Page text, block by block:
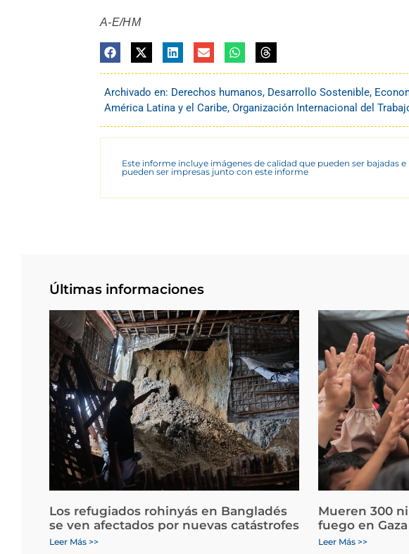
A-E/HM
Archivado en: Derechos humanos, Desarrollo Sostenible,
América Latina y el Caribe, Organización Internacional del
Este informe incluye imágenes de calidad que pueden ser bajadas
pueden ser impresas junto con este informe
Últimas informaciones
Los refugiados rohinyás en Bangladés
se ven afectados por nuevas catástrofes
Leer Más >>
Mueren 300
fuego en Gaza
Leer Más >>